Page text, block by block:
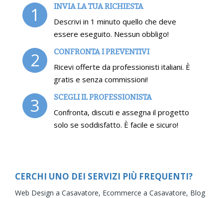
1 INVIA LA TUA RICHIESTA
Descrivi in 1 minuto quello che deve
essere eseguito. Nessun obbligo!
2 CONFRONTA I PREVENTIVI
Ricevi offerte da professionisti italiani. È
gratis e senza commissioni!
3 SCEGLI IL PROFESSIONISTA
Confronta, discuti e assegna il progetto
solo se soddisfatto. È facile e sicuro!
CERCHI UNO DEI SERVIZI PIÙ FREQUENTI?
Web Design a Casavatore, Ecommerce a Casavatore, Blog